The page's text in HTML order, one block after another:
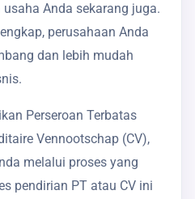
Anda sekarang juga.
perusahaan Anda
dan lebih mudah
Perseroan Terbatas
Vennootschap (CV),
melalui proses yang
pendirian PT atau CV ini